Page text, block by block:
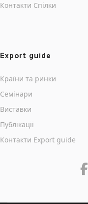
Контакти Cпілки
Export guide
Країни та ринки
Семінари
Виставки
Публікації
Контакти Export guide